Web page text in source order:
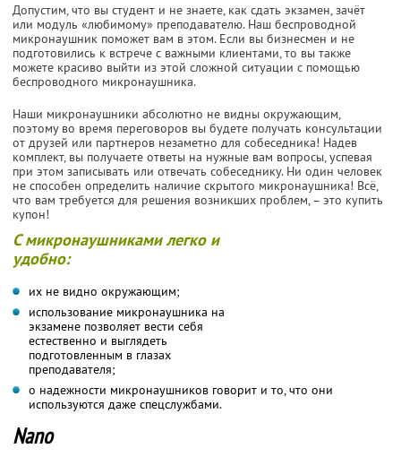
Допустим, что вы студент и не знаете, как сдать экзамен, зачёт
или модуль «любимому» преподавателю. Наш беспроводной
микронаушник поможет вам в этом. Если вы бизнесмен и не
подготовились к встрече с важными клиентами, то вы также
можете красиво выйти из этой сложной ситуации с помощью
беспроводного микронаушника.
Наши микронаушники абсолютно не видны окружающим,
поэтому во время переговоров вы будете получать консультации
от друзей или партнеров незаметно для собеседника! Надев
комплект, вы получаете ответы на нужные вам вопросы, успевая
при этом записывать или отвечать собеседнику. Ни один человек
не способен определить наличие скрытого микронаушника! Всё,
что вам требуется для решения возникших проблем, – это купить
купон!
С микронаушниками легко и
удобно:
их не видно окружающим;
использование микронаушника на
экзамене позволяет вести себя
естественно и выглядеть
подготовленным в глазах
преподавателя;
о надежности микронаушников говорит и то, что они
используются даже спецслужбами.
Nano